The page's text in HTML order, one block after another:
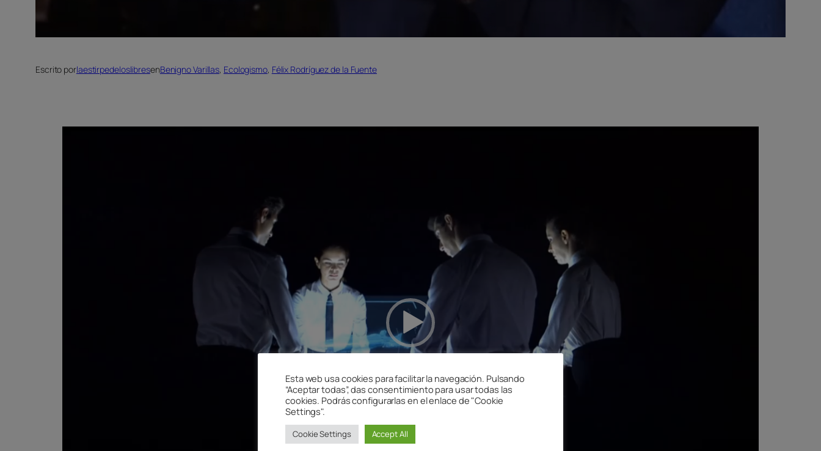
Escrito porlaestirpedeloslibresenBenigno Varillas, Ecologismo, Félix Rodríguez de la Fuente
Esta web usa cookies para facilitar la navegación. Pulsando
“Aceptar todas”, das consentimiento para usar todas las
cookies. Podrás configurarlas en el enlace de "Cookie
Settings".
Cookie Settings Accept All